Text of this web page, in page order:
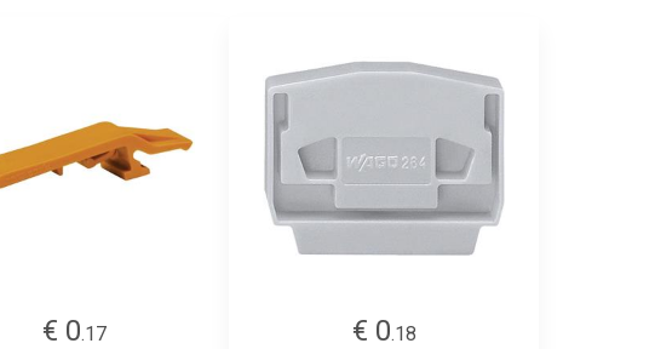
€ 0.17
€ 0.18